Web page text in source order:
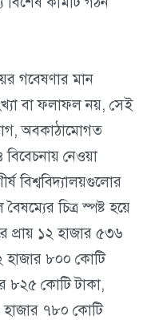
গবেষণার মান
বা ফলাফল নয়, সেই
অবকাঠামোগত
নেওয়া
বিশ্ববিদ্যালয়গুলোর
চিত্র স্পষ্ট হয়ে
প্রায় ১২ হাজার ৫৩৬
হাজার ৮০০ কোটি
৮২৫ কোটি টাকা,
হাজার ৭৮০ কোটি